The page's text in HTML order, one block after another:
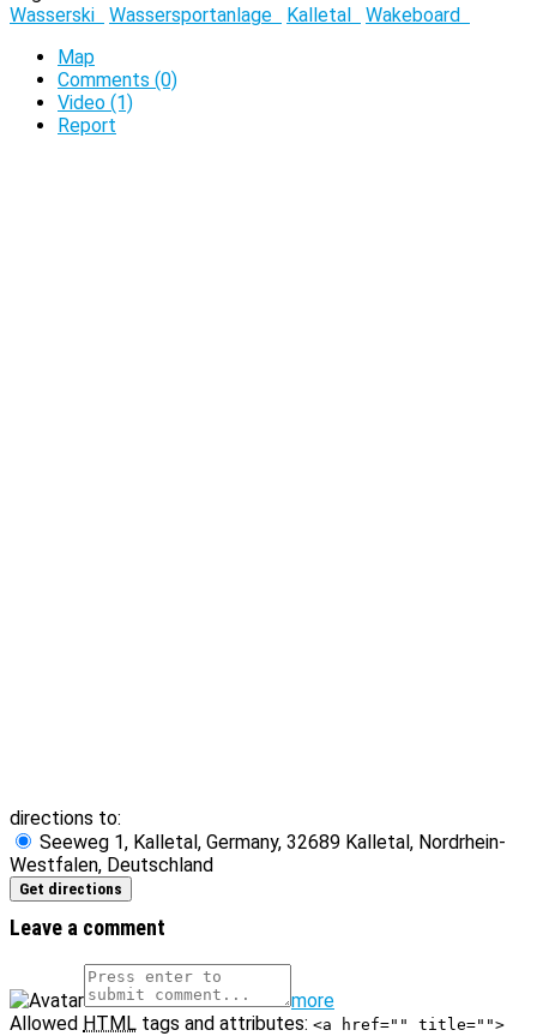
Wasserski
Wassersportanlage Kalletal
Wakeboard
Map
Comments (0)
Video (1)
Report
directions to:
Seeweg 1, Kalletal, Germany, 32689 Kalletal, Nordrhein-
Westfalen, Deutschland
Leave a comment
more
Allowed HTML tags and attributes: <a href="" title="">